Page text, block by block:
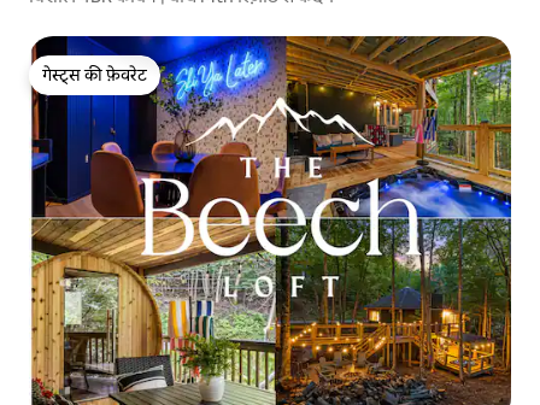
गेस्ट्स की फ़ेवरेट
गेस्ट्स की फ़ेवरेट